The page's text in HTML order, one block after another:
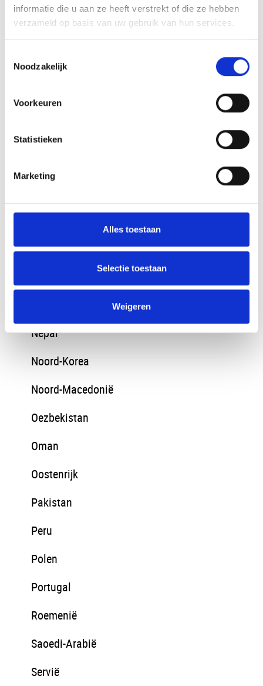
informatie die u aan ze heeft verstrekt of die ze hebben
verzameld op basis van uw gebruik van hun services.
Noodzakelijk
Voorkeuren
Statistieken
Marketing
Alles toestaan
Selectie toestaan
Weigeren
Kirgizië
La Réunion
Letland
Moldavië
Nepal
Noord-Korea
Noord-Macedonië
Oezbekistan
Oman
Oostenrijk
Pakistan
Peru
Polen
Portugal
Roemenië
Saoedi-Arabië
Servië